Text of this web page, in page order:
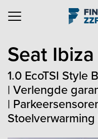
Navigation
Seat Ibiza
1.0 EcoTSI Style
| Verlengde
|